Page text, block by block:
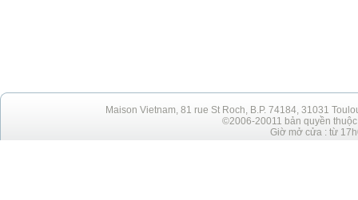
Maison Vietnam, 81 rue St Roch, B.P. 74184, 31031
©2006-20011 bản quyền
Giờ mở cửa : từ